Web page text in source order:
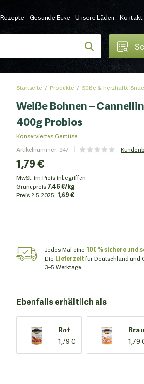
Rezepte Gesunde Ecke Unsere Läden Kontakt
Startseite Produkte Süße & herzhafte
Weiße Bohnen –
400g Probios
Konserviertes Gemüse
Artikelnummer: 947
1,79 €
MwSt. im Preis inbegriffen
Grundpreis 7.46 €/kg
Preis 2.5.2025: 1,69 €
Jedes Mal eine 100 % sichere und
Die Lieferzeitfür Deutschland und
3–5 Werktage.
Ebenfalls erhältlich als
Rot
1,79 €
1,79